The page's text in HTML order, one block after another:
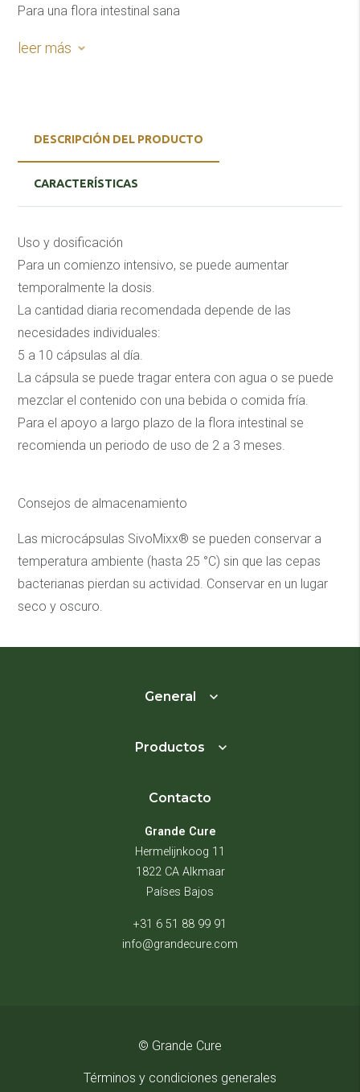
Para una flora intestinal sana
Libre de OGM
leer más
DESCRIPCIÓN DEL PRODUCTO
CARACTERÍSTICAS
Uso y dosificación
Para un comienzo intensivo, se puede aumentar
temporalmente la dosis.
La cantidad diaria recomendada depende de las
necesidades individuales:
5 a 10 cápsulas al día.
La cápsula se puede tragar entera con agua o se puede
mezclar el contenido con una bebida o comida fría.
Para el apoyo a largo plazo de la flora intestinal se
recomienda un periodo de uso de 2 a 3 meses.
Consejos de almacenamiento
Las microcápsulas SivoMixx® se pueden conservar a
temperatura ambiente (hasta 25 °C) sin que las cepas
bacterianas pierdan su actividad. Conservar en un lugar
seco y oscuro.
General
Productos
Contacto
Grande Cure
Hermelijnkoog 11
1822 CA Alkmaar
Países Bajos
+31 6 51 88 99 91
info@grandecure.com
© Grande Cure
Términos y condiciones generales